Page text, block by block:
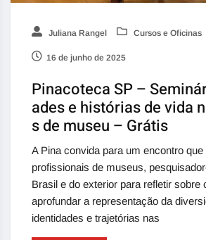
Juliana Rangel Cursos e Oficinas
16 de junho de 2025
Pinacoteca SP –
ades e histórias de vida
s de museu – Grátis
A Pina convida para um encontro que
profissionais de museus,
Brasil e do exterior para refletir sobre
aprofundar a representação da
identidades e trajetórias nas